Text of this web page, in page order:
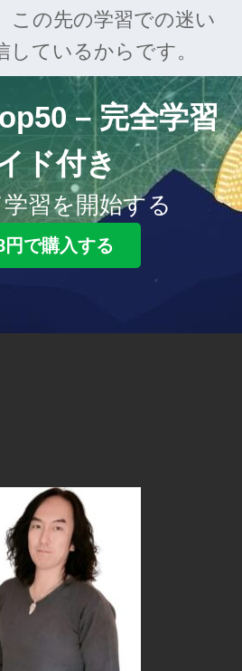
この先の学習での迷い
しているからです。
– 完全学習
ド付き
習を開始する
円で購入する